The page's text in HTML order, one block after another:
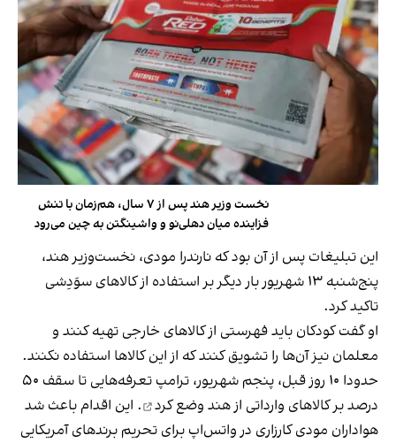
نخست وزیر هند پس از ۷ سال، هم‌زمان با تنش
فزاینده میان دهلی‌نو و واشینگتن به چین می‌رود
این تبلیغات پس از آن بود که نارندرا مودی، نخست‌وزیر هند،
پنج‌شنبه ۱۳ شهریور بار دیگر بر استفاده از کالاهای سوَدِشی
تاکید کرد.
او گفت کودکان باید فهرستی از کالاهای خارجی تهیه کنند و
معلمان نیز آن‌ها را تشویق کنند که از این کالاها استفاده نکنند.
حدودا ۱۰ روز قبل، پنجم شهریور، ترامپ تعرفه‌هایی تا سقف ۵۰
درصد بر کالاهای وارداتی از هند وضع کرد
. این اقدام باعث شد
هواداران مودی کارزاری در واتس‌اپ برای تحریم برندهای آمریکایی